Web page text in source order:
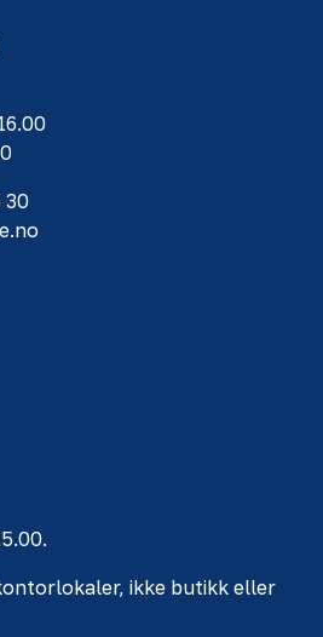
30
ikke butikk eller